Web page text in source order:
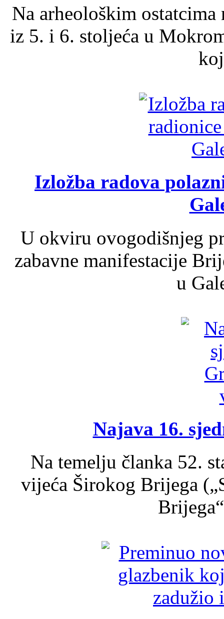
Na arheološkim
iz 5. i 6. stoljeća u
Izložba radova
U okviru ovogodišnjeg
zabavne manifestacije
u
Najava 16.
Na temelju članka 52.
vijeća Širokog Brijega